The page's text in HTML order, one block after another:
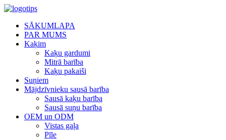
SĀKUMLAPA
PAR MUMS
Kaķim
Kaķu gardumi
Mitrā barība
Kaķu pakaiši
Suņiem
Mājdzīvnieku sausā barība
Sausā kaķu barība
Sausā suņu barība
OEM un ODM
Vistas gaļa
Pīle